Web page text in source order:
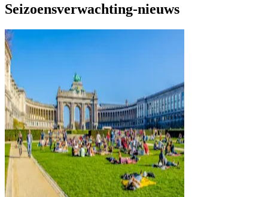
Seizoensverwachting-nieuws